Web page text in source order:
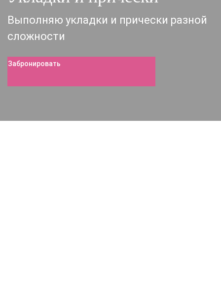
Выполняю укладки и прически разной
сложности
Забронировать